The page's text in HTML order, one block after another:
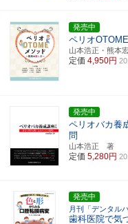
発売中
ペリオ
山本浩正・熊本
定価 4,950円
発売中
ペリオバカ養
問
山本浩正 著
定価 5,280円
発売中
月刊「デンタル
歯科医院で気